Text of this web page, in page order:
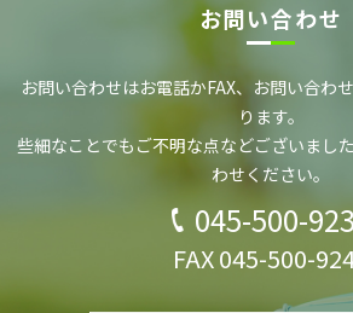
お問い合わせ
お問い合わせはお電話かFAX、お問い合わ
ります。
些細なことでもご不明な点などございました
わせください。
045-500-
FAX 045-500-